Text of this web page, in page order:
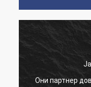
Мы работаем с